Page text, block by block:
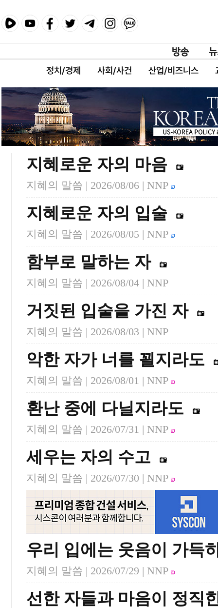
정치/경제 사회/사건 산업/비즈니스
지혜로운 자의 마음
지혜의 말씀 | 2026/08/06 | NNP
지혜로운 자의 입술
지혜의 말씀 | 2026/08/05 | NNP
함부로 말하는 자
지혜의 말씀 | 2026/08/04 | NNP
거짓된 입술을 가진 자
지혜의 말씀 | 2026/08/03 | NNP
악한 자가 너를 꾈지라도
지혜의 말씀 | 2026/08/01 | NNP
환난 중에 다닐지라도
지혜의 말씀 | 2026/07/31 | NNP
세우는 자의 수고
지혜의 말씀 | 2026/07/30 | NNP
우리 입에는 웃음이 가득
지혜의 말씀 | 2026/07/29 | NNP
선한 자들과 마음이 정직